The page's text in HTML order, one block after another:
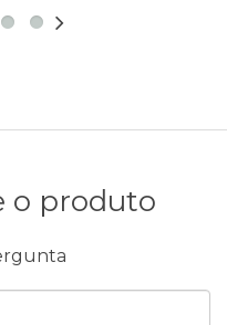
o produto